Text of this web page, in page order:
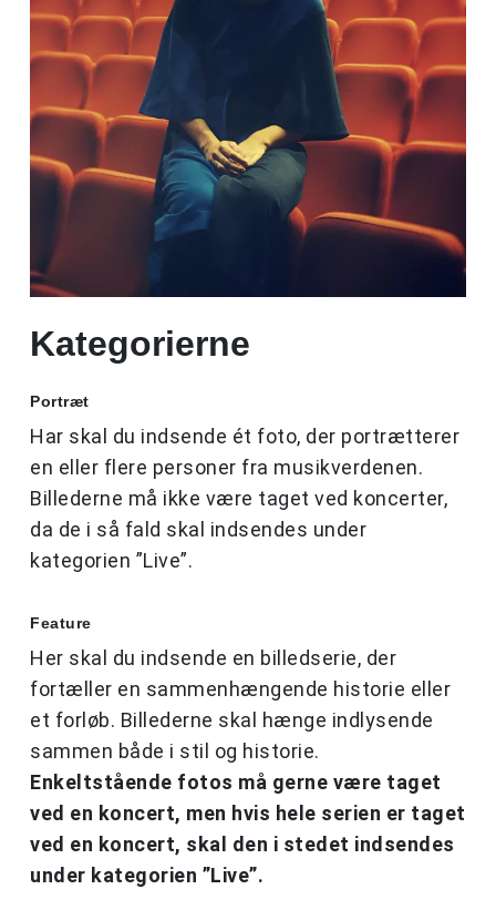
Kategorierne
Portræt
Har skal du indsende ét foto, der portrætterer
en eller flere personer fra musikverdenen.
Billederne må ikke være taget ved koncerter,
da de i så fald skal indsendes under
kategorien ”Live”.
Feature
Her skal du indsende en billedserie, der
fortæller en sammenhængende historie eller
et forløb. Billederne skal hænge indlysende
sammen både i stil og historie.
Enkeltstående fotos må gerne være taget
ved en koncert, men hvis hele serien er taget
ved en koncert, skal den i stedet indsendes
under kategorien ”Live”.